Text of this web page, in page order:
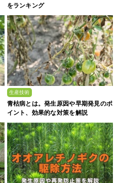
をランキング
生産技術
青枯病とは。発生原因や早期発見のポ
イント、効果的な対策を解説